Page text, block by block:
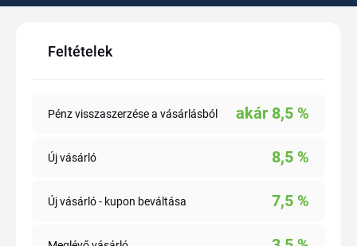
Feltételek
Pénz visszaszerzése a vásárlásból akár 8,5 %
Új vásárló 8,5 %
Új vásárló - kupon beváltása 7,5 %